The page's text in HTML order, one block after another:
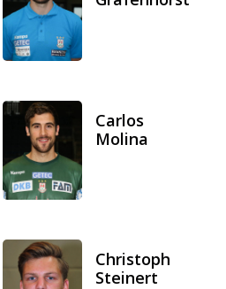
Carlos
Molina
Christoph
Steinert